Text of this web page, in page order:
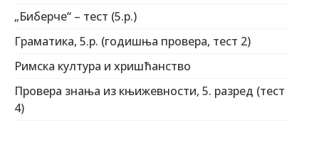
„Биберче“ – тест (5.р.)
Граматика, 5.р. (годишња провера, тест 2)
Римска култура и хришћанство
Провера знања из књижевности, 5. разред (тест
4)